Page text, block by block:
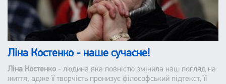
Ліна Костенко - наше сучасне!
Ліна Костенко - людина яка повністю змінила наш погляд на
життя, адже її творчість пронизує філософський підтекст, її